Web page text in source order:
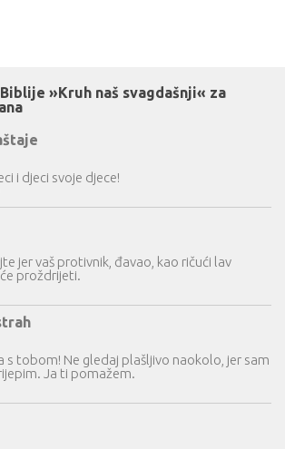
»Kruh naš svagdašnji« za
i djeci svoje djece!
jer vaš protivnik, đavao, kao ričući lav
proždrijeti.
s tobom! Ne gledaj plašljivo naokolo, jer sam
Ja ti pomažem.